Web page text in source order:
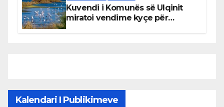
Kuvendi i Komunës së Ulqinit
miratoi vendime kyçe për
Kalendari I Publikimeve